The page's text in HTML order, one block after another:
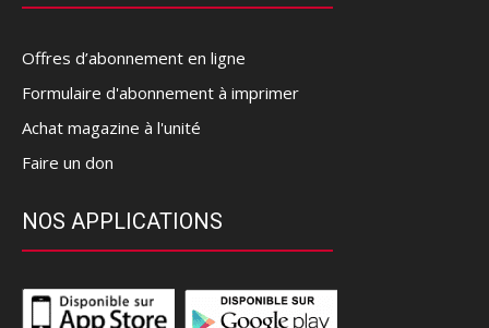
Offres d’abonnement en ligne
Formulaire d'abonnement à imprimer
Achat magazine à l'unité
Faire un don
NOS APPLICATIONS